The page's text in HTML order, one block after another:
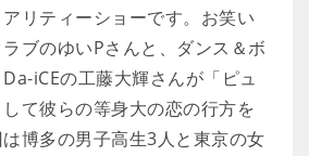
リティーショーです。お笑い
ブのゆいPさんと、ダンス＆ボ
iCEの工藤大輝さんが「ピュ
て彼らの等身大の恋の行方を
博多の男子高生3人と東京の女